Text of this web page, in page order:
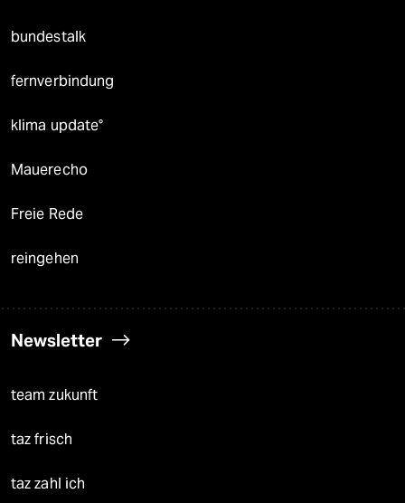
bundestalk
fernverbindung
klima update°
Mauerecho
Freie Rede
reingehen
Newsletter
team zukunft
taz frisch
taz zahl ich